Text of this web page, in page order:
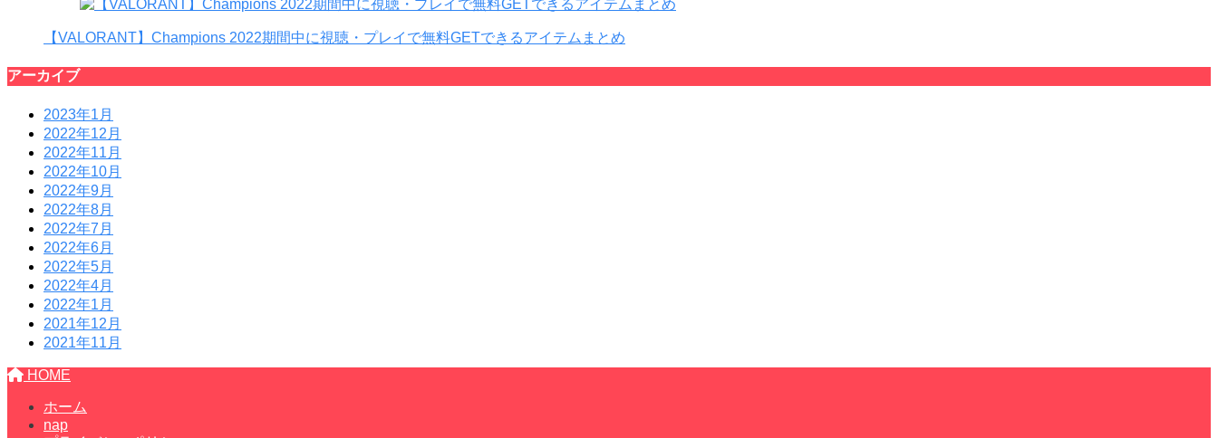
【VALORANT】Champions 2022期間中に視聴・プレイで無料GETできるアイテムまとめ
アーカイブ
2023年1月
2022年12月
2022年11月
2022年10月
2022年9月
2022年8月
2022年7月
2022年6月
2022年5月
2022年4月
2022年1月
2021年12月
2021年11月
HOME
ホーム
nap